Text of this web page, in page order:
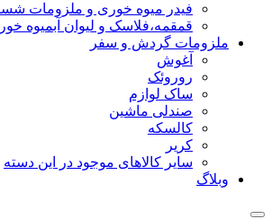
فیدر میوه خوری و ملزومات
قمقمه،فلاسک و لیوان آبمیوه
ملزومات گردش و سفر
آغوش
روروئک
ساک لوازم
صندلی ماشین
کالسکه
کریر
سایر کالاهای موجود در این دسته
وبلاگ